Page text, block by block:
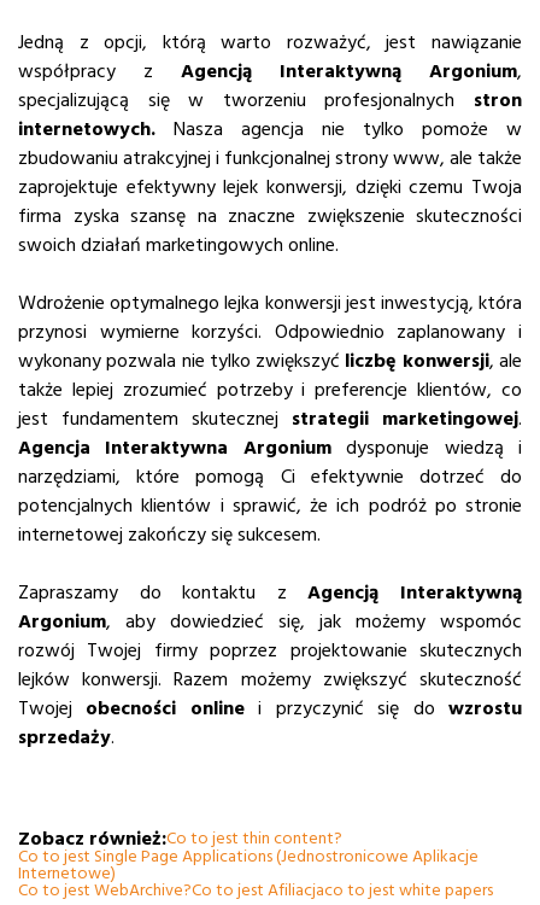
Jedną z opcji, którą warto rozważyć, jest nawiązanie
współpracy z Agencją Interaktywną Argonium,
specjalizującą się w tworzeniu profesjonalnych stron
internetowych. Nasza agencja nie tylko pomoże w
zbudowaniu atrakcyjnej i funkcjonalnej strony www, ale także
zaprojektuje efektywny lejek konwersji, dzięki czemu Twoja
firma zyska szansę na znaczne zwiększenie skuteczności
swoich działań marketingowych online.
Wdrożenie optymalnego lejka konwersji jest inwestycją, która
przynosi wymierne korzyści. Odpowiednio zaplanowany i
wykonany pozwala nie tylko zwiększyć liczbę konwersji, ale
także lepiej zrozumieć potrzeby i preferencje klientów, co
jest fundamentem skutecznej strategii marketingowej.
Agencja Interaktywna Argoniumdysponuje wiedzą i
narzędziami, które pomogą Ci efektywnie dotrzeć do
potencjalnych klientów i sprawić, że ich podróż po stronie
internetowej zakończy się sukcesem.
Zapraszamy do kontaktu zAgencją Interaktywną
Argonium, aby dowiedzieć się, jak możemy wspomóc
rozwój Twojej firmy poprzez projektowanie skutecznych
lejków konwersji. Razem możemy zwiększyć skuteczność
Twojej obecności onlinei przyczynić się dowzrostu
sprzedaży.
Zobacz również:Co to jest thin content?
Co to jest Single Page Applications (Jednostronicowe Aplikacje
Internetowe)
Co to jest WebArchive?Co to jest Afiliacjaco to jest white papers